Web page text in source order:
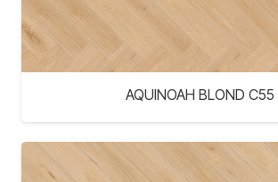
AQUINOAH BLOND C55